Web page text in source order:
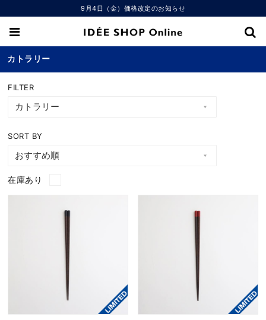
9月4日（金）価格改定のお知らせ
カトラリー
FILTER
SORT BY
在庫あり